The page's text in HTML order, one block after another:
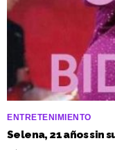
ENTRETENIMIENTO
Selena, 21 años sin